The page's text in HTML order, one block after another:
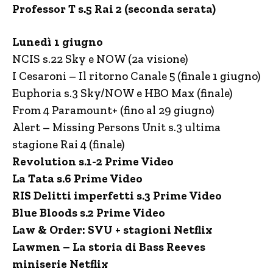
Professor T s.5 Rai 2 (seconda serata)
Lunedì 1 giugno
NCIS s.22 Sky e NOW (2a visione)
I Cesaroni – Il ritorno Canale 5 (finale 1 giugno)
Euphoria s.3 Sky/NOW e HBO Max (finale)
From 4 Paramount+ (fino al 29 giugno)
Alert – Missing Persons Unit s.3 ultima
stagione Rai 4 (finale)
Revolution s.1-2 Prime Video
La Tata s.6 Prime Video
RIS Delitti imperfetti s.3 Prime Video
Blue Bloods s.2 Prime Video
Law & Order: SVU + stagioni Netflix
Lawmen – La storia di Bass Reeves
miniserie Netflix